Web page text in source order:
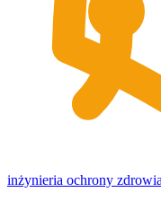
inżynieria ochrony